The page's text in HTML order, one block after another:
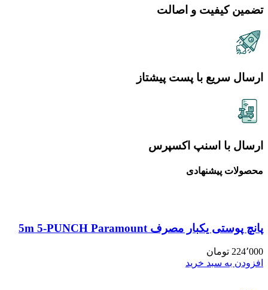
تضمین کیفیت و اصالت
ارسال سریع با پست پیشتاز
ارسال با اسنپ اکسپرس
محصولات پیشنهادی
پانچ پوستی یکبار مصرف 5m 5-PUNCH Paramount
224٬000 تومان
افزودن به سبد خرید